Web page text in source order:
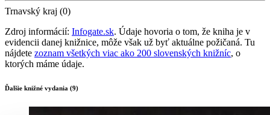
Trnavský kraj (0)
Zdroj informácií: Infogate.sk. Údaje hovoria o tom, že kniha je v
evidencii danej knižnice, môže však už byť aktuálne požičaná. Tu
nájdete zoznam všetkých viac ako 200 slovenských knižníc, o
ktorých máme údaje.
Ďalšie knižné vydania (9)